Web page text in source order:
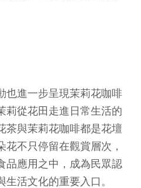
也進一步呈現茉莉花咖啡
莉從花田走進日常生活的
茶與茉莉花咖啡都是花壇
不只停留在觀賞層次，
品應用之中，成為民眾認
活文化的重要入口。